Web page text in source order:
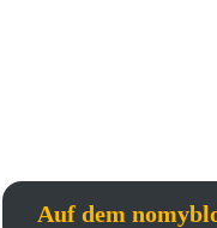
Auf dem